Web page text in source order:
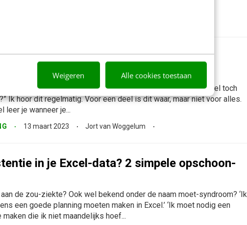
Weigeren Alle cookies toestaan
tussen Power BI & Excel? Dit zijn de
ook steeds vaker het volgende: “Power BI gaat Excel toch
Ik hoor dit regelmatig. Voor een deel is dit waar, maar niet voor alles.
leer je wanneer je...
13 maart 2023 Jort van Woggelum
in je Excel-data? 2 simpele opschoon-
de zou-ziekte? Ook wel bekend onder de naam moet-syndroom? ‘Ik
een goede planning moeten maken in Excel.’ ‘Ik moet nodig een
maken die ik niet maandelijks hoef...